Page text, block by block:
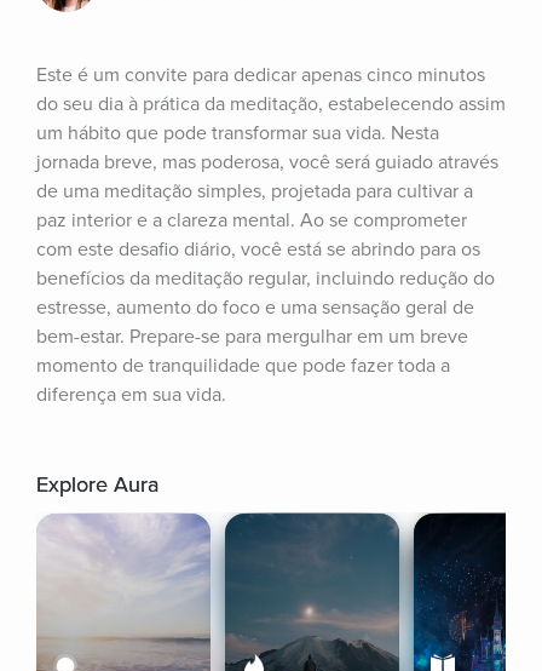
Este é um convite para dedicar apenas cinco minutos
do seu dia à prática da meditação, estabelecendo assim
um hábito que pode transformar sua vida. Nesta
jornada breve, mas poderosa, você será guiado através
de uma meditação simples, projetada para cultivar a
paz interior e a clareza mental. Ao se comprometer
com este desafio diário, você está se abrindo para os
benefícios da meditação regular, incluindo redução do
estresse, aumento do foco e uma sensação geral de
bem-estar. Prepare-se para mergulhar em um breve
momento de tranquilidade que pode fazer toda a
diferença em sua vida.
Explore Aura